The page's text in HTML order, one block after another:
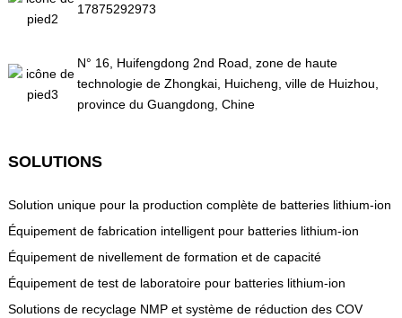
17875292973
N° 16, Huifengdong 2nd Road, zone de haute
technologie de Zhongkai, Huicheng, ville de Huizhou,
province du Guangdong, Chine
SOLUTIONS
Solution unique pour la production complète de batteries lithium-ion
Équipement de fabrication intelligent pour batteries lithium-ion
Équipement de nivellement de formation et de capacité
Équipement de test de laboratoire pour batteries lithium-ion
Solutions de recyclage NMP et système de réduction des COV